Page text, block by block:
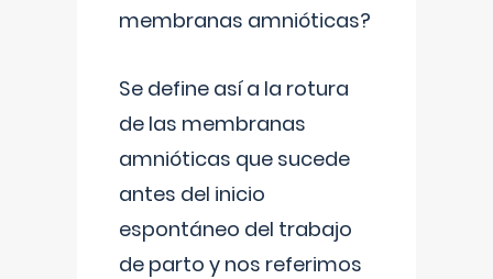
membranas amnióticas?
Se define así a la rotura
de las membranas
amnióticas que sucede
antes del inicio
espontáneo del trabajo
de parto y nos referimos